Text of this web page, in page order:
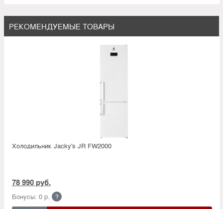
РЕКОМЕНДУЕМЫЕ ТОВАРЫ
Холодильник Jacky's JR FW2000
78 990 руб.
Бонусы: 0 р. ?